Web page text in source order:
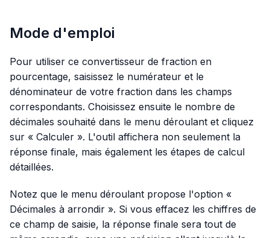
Mode d'emploi
Pour utiliser ce convertisseur de fraction en
pourcentage, saisissez le numérateur et le
dénominateur de votre fraction dans les champs
correspondants. Choisissez ensuite le nombre de
décimales souhaité dans le menu déroulant et cliquez
sur « Calculer ». L'outil affichera non seulement la
réponse finale, mais également les étapes de calcul
détaillées.
Notez que le menu déroulant propose l'option «
Décimales à arrondir ». Si vous effacez les chiffres de
ce champ de saisie, la réponse finale sera tout de